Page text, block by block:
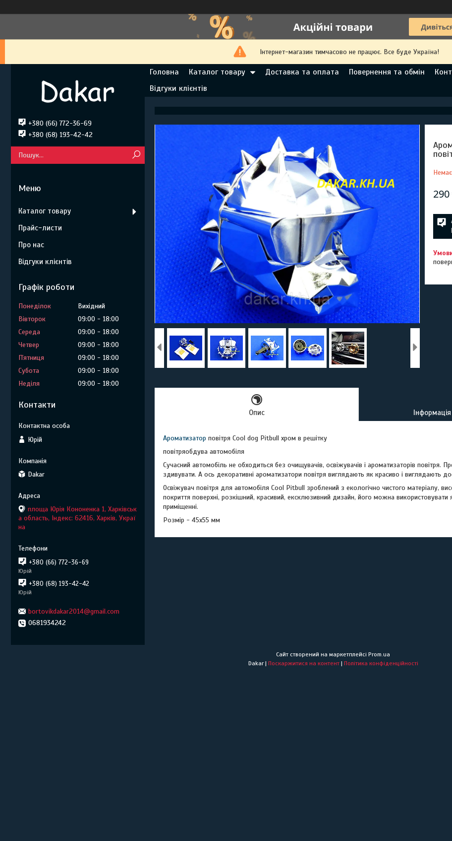
Інтернет-магазин тимчасово не працює. Все буде Україна!
Головна Каталог товару Доставка та оплата Повернення та обмін
Відгуки клієнтів
290
Опис
Ароматизатор повітря Cool dog Pitbull хром в решітку
повітряобдува автомобіля
Сучасний автомобіль не обходиться без очищувачів, освіжувачів і ароматизаторів повітря.
здивувати. А ось декоративні ароматизатори повітря виглядають як красиво і виглядають
Освіжувач повітря для автомобіля Cool Pitbull зроблений з екологічно чистого матеріалу,
покриття поверхні, розкішний, красивий, ексклюзивний дизайн, його можна використовувати
приміщенні.
Розмір - 45х55 мм
+380 (66) 772-36-69
+380 (68) 193-42-42
Каталог товару
Прайс-листи
Про нас
Відгуки клієнтів
Графік роботи
Понеділок
Вихідний
Вівторок
09:00
18:00
Середа
09:00
18:00
Четвер
09:00
18:00
Пʼятниця
09:00
18:00
Субота
09:00
18:00
Неділя
09:00 18:00
Контакти
Юрій
Dakar
площа Юрія Кононенка 1, Харківськ
а область, Індекс: 62416, Харків, Украї
на
+380 (66) 772-36-69
Юрій
+380 (68) 193-42-42
Юрій
bortovikdakar2014@gmail.com
0681934242
Сайт створений на маркетплейсі Prom.ua
Dakar | Поскаржитися на контент | Політика конфіденційності